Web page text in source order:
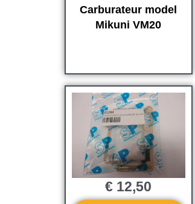
Carburateur model
Mikuni VM20
€ 12,50